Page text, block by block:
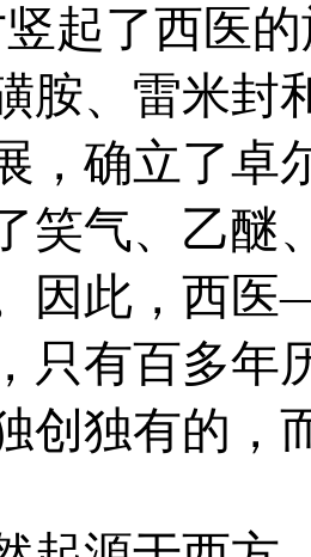
起了西医
胺、雷米封
，确立了卓
笑气、乙醚
因此，西
只有百多年
创独有的，